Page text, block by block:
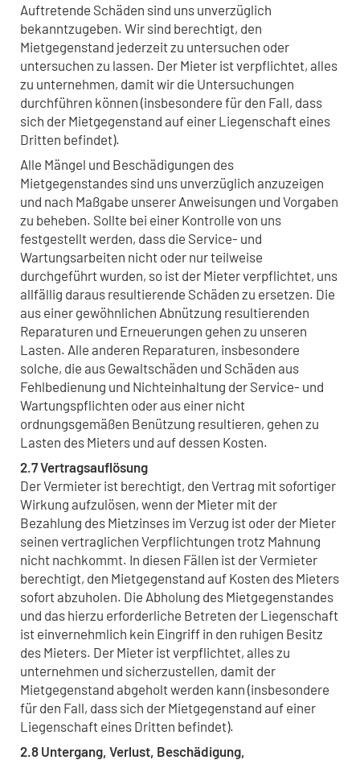
Auftretende Schäden sind uns unverzüglich
bekanntzugeben. Wir sind berechtigt, den
Mietgegenstand jederzeit zu untersuchen oder
untersuchen zu lassen. Der Mieter ist verpflichtet, alles
zu unternehmen, damit wir die Untersuchungen
durchführen können (insbesondere für den Fall, dass
sich der Mietgegenstand auf einer Liegenschaft eines
Dritten befindet).
Alle Mängel und Beschädigungen des
Mietgegenstandes sind uns unverzüglich anzuzeigen
und nach Maßgabe unserer Anweisungen und Vorgaben
zu beheben. Sollte bei einer Kontrolle von uns
festgestellt werden, dass die Service- und
Wartungsarbeiten nicht oder nur teilweise
durchgeführt wurden, so ist der Mieter verpflichtet, uns
allfällig daraus resultierende Schäden zu ersetzen. Die
aus einer gewöhnlichen Abnützung resultierenden
Reparaturen und Erneuerungen gehen zu unseren
Lasten. Alle anderen Reparaturen, insbesondere
solche, die aus Gewaltschäden und Schäden aus
Fehlbedienung und Nichteinhaltung der Service- und
Wartungspflichten oder aus einer nicht
ordnungsgemäßen Benützung resultieren, gehen zu
Lasten des Mieters und auf dessen Kosten.
2.7 Vertragsauflösung
Der Vermieter ist berechtigt, den Vertrag mit sofortiger
Wirkung aufzulösen, wenn der Mieter mit der
Bezahlung des Mietzinses im Verzug ist oder der Mieter
seinen vertraglichen Verpflichtungen trotz Mahnung
nicht nachkommt. In diesen Fällen ist der Vermieter
berechtigt, den Mietgegenstand auf Kosten des Mieters
sofort abzuholen. Die Abholung des Mietgegenstandes
und das hierzu erforderliche Betreten der Liegenschaft
ist einvernehmlich kein Eingriff in den ruhigen Besitz
des Mieters. Der Mieter ist verpflichtet, alles zu
unternehmen und sicherzustellen, damit der
Mietgegenstand abgeholt werden kann (insbesondere
für den Fall, dass sich der Mietgegenstand auf einer
Liegenschaft eines Dritten befindet).
2.8 Untergang, Verlust, Beschädigung,